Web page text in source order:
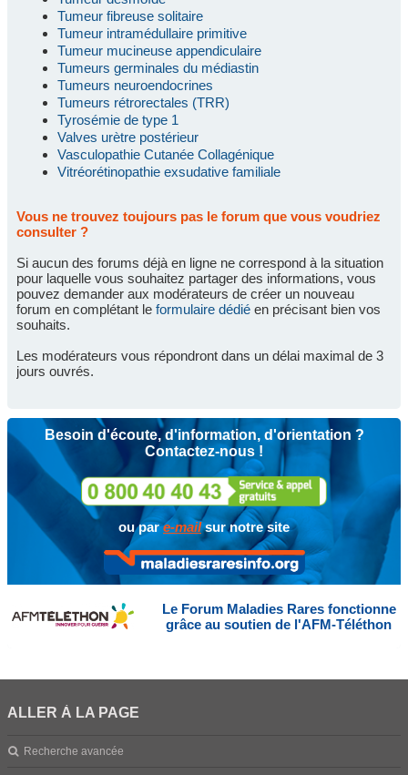
Tumeur fibreuse solitaire
Tumeur intramédullaire primitive
Tumeur mucineuse appendiculaire
Tumeurs germinales du médiastin
Tumeurs neuroendocrines
Tumeurs rétrorectales (TRR)
Tyrosémie de type 1
Valves urètre postérieur
Vasculopathie Cutanée Collagénique
Vitréorétinopathie exsudative familiale
Vous ne trouvez toujours pas le forum que vous voudriez
consulter ?
Si aucun des forums déjà en ligne ne correspond à la situation
pour laquelle vous souhaitez partager des informations, vous
pouvez demander aux modérateurs de créer un nouveau
forum en complétant le formulaire dédié en précisant bien vos
souhaits.
Les modérateurs vous répondront dans un délai maximal de 3
jours ouvrés.
Besoin d'écoute, d'information, d'orientation ?
Contactez-nous !
ou pare-mailsur notre site
Le Forum Maladies Rares fonctionne
grâce au soutien de l'AFM-Téléthon
ALLER À LA PAGE
Recherche avancée